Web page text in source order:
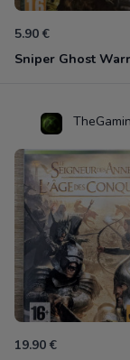
5.90 €
19.90 €